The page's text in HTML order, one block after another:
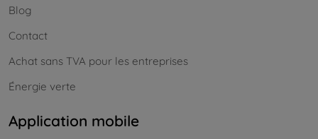
Blog
Contact
Achat sans TVA pour les entreprises
Énergie verte
Application mobile